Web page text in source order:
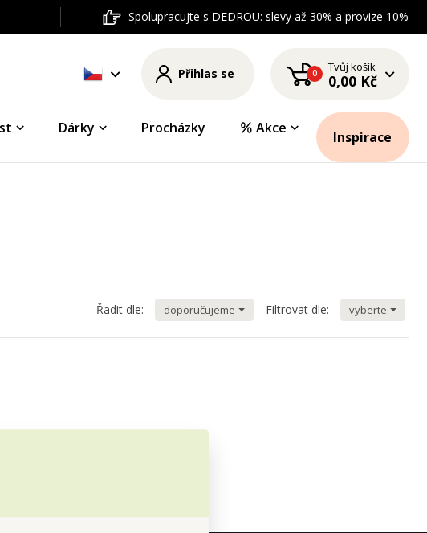
Spolupracujte s DEDROU: slevy až 30% a provize 10%
Přihlas se 0 Tvůj košík
0,00 Kč
Dárky Procházky Akce
Inspirace
Řadit dle: doporučujeme Filtrovat dle: vyberte